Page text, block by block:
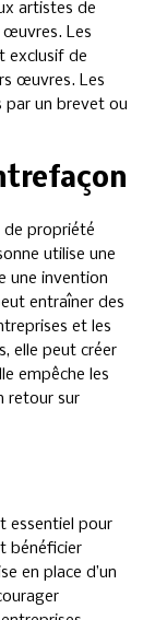
artistes de
œuvres. Les
exclusif de
œuvres. Les
un brevet ou
de propriété
utilise une
une invention
entraîner des
et les
elle peut créer
empêche les
retour sur
essentiel pour
bénéficier
en place d’un